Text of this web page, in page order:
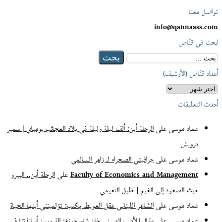
تواصل معنا
info@qannaass.com
ابحث في قنّاص
البحث
عن:
أعداد قنّاص (الأرشيف)
أعداد
قنّاص
أحدث التعليقات
عماد موسىعلىالرحلة أين: ألف ليلة وليلة في بلاد العجائب بومباي | سمير
درويش
عماد موسىعلىجرافيتي الصحراء لـ زاهر السالمي
Faculty of Economics and Managementعلىالرحلة أين.. البيرو
حيث الصعود إلى الغيم | خليل النعيمي
عماد موسىعلىالشاعر اللبناني عقل العويط يكتب: تؤلمينني أيتها الحياة